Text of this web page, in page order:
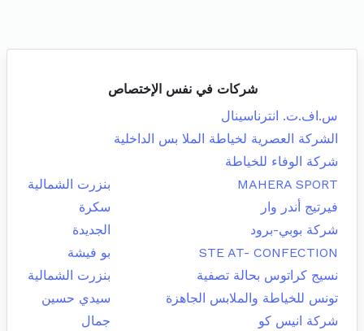
شركات في نفس الإختصاص
س.اف.ت. انترناسينال
الشركة العصرية لخياطة الملا بس الداخلية
شركة الوفاء للخياطة
MAHERA SPORT
بنزرت الشمالية
فيرتيج أندر وار
سكرة
شركة بوبي-برود
الجديدة
STE AT- CONFECTION
بو فيشة
نسيج كراتوس بحالة تصفية
بنزرت الشمالية
تونس للخياطة والملابس الجاهزة
سيدي حسين
شركة انيس كو
جمال